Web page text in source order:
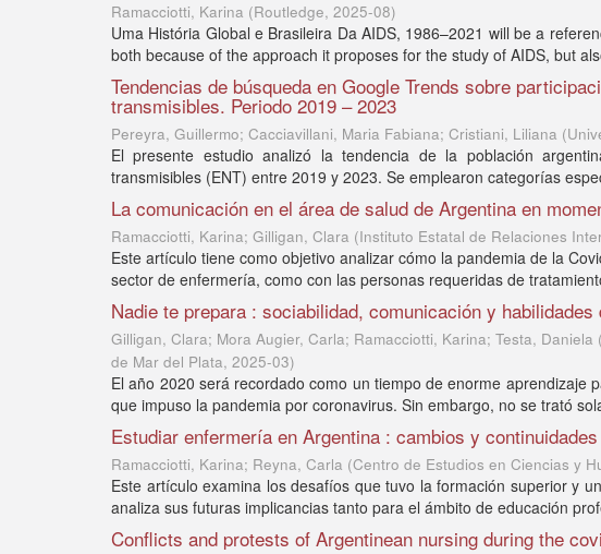
Ramacciotti, Karina (Routledge, 2025-08)
Uma História Global e Brasileira Da AIDS, 1986–2021 will be a
both because of the approach it proposes for the study of AIDS, but
Tendencias de búsqueda en Google Trends sobre
transmisibles. Periodo 2019 – 2023
Pereyra, Guillermo; Cacciavillani, Maria Fabiana; Cristiani, Liliana (
El presente estudio analizó la tendencia de la población
transmisibles (ENT) entre 2019 y 2023. Se emplearon categorías
La comunicación en el área de salud de Argentina en
Ramacciotti, Karina; Gilligan, Clara (Instituto Estatal de Relaciones
Este artículo tiene como objetivo analizar cómo la pandemia de la
sector de enfermería, como con las personas requeridas de
Nadie te prepara : sociabilidad, comunicación y
Gilligan, Clara; Mora Augier, Carla; Ramacciotti, Karina; Testa, Daniela (
de Mar del Plata, 2025-03)
El año 2020 será recordado como un tiempo de enorme aprendizaje
que impuso la pandemia por coronavirus. Sin embargo, no se trató
Estudiar enfermería en Argentina : cambios y
Ramacciotti, Karina; Reyna, Carla (Centro de Estudios en Ciencias y
Este artículo examina los desafíos que tuvo la formación superior y
analiza sus futuras implicancias tanto para el ámbito de educación
Conflicts and protests of Argentinean nursing during the